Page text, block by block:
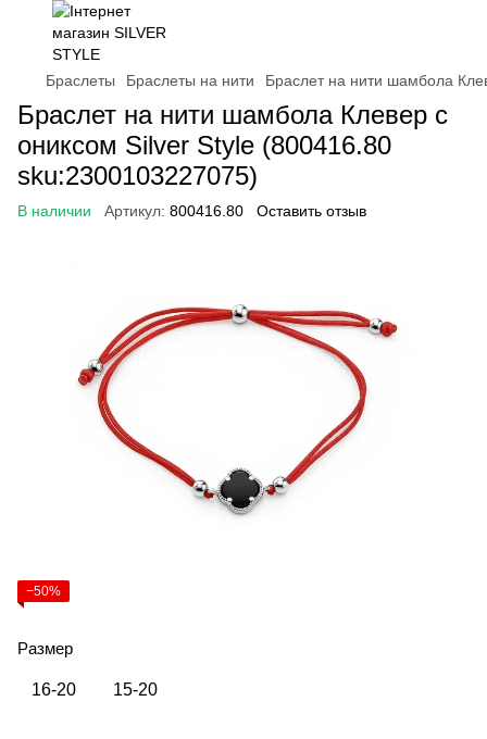
Браслеты Браслеты на нити Браслет на нити шамбола
Браслет на нити шамбола Клевер с
ониксом Silver Style (800416.80
sku:2300103227075)
В наличии Артикул: 800416.80 Оставить отзыв
−50%
Размер
16-20 15-20